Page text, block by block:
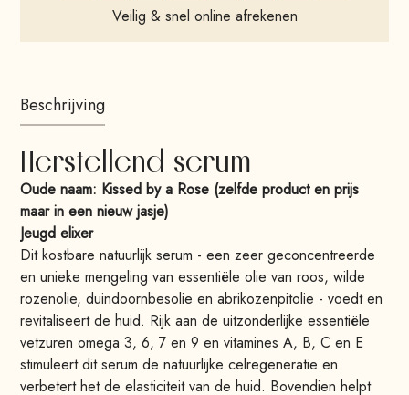
Veilig & snel online afrekenen
Beschrijving
Herstellend serum
Oude naam: Kissed by a Rose (zelfde product en prijs
maar in een nieuw jasje)
Jeugd elixer
Dit kostbare natuurlijk serum - een zeer geconcentreerde
en unieke mengeling van essentiële olie van roos, wilde
rozenolie, duindoornbesolie en abrikozenpitolie - voedt en
revitaliseert de huid. Rijk aan de uitzonderlijke essentiële
vetzuren omega 3, 6, 7 en 9 en vitamines A, B, C en E
stimuleert dit serum de natuurlijke celregeneratie en
verbetert het de elasticiteit van de huid. Bovendien helpt